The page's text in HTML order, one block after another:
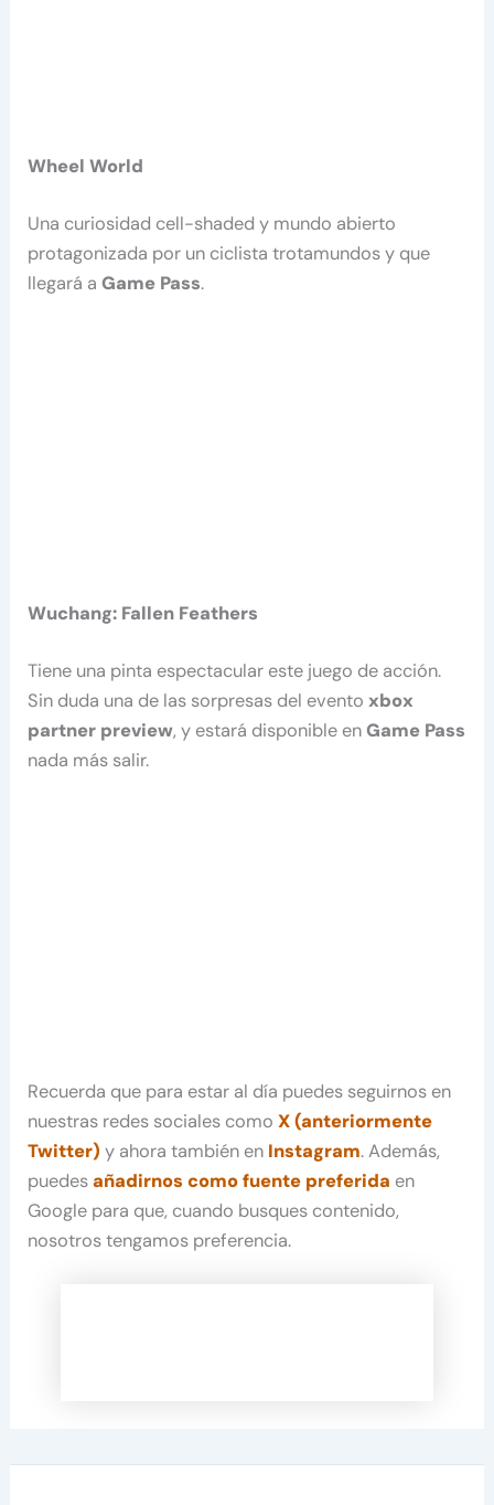
Wheel World
Una curiosidad cell-shaded y mundo abierto
protagonizada por un ciclista trotamundos y que
llegará aGame Pass.
Wuchang: Fallen Feathers
Tiene una pinta espectacular este juego de acción.
Sin duda una de las sorpresas del eventoxbox
partner preview, y estará disponible enGame Pass
nada más salir.
Recuerda que para estar al día puedes seguirnos en
nuestras redes sociales comoX (anteriormente
Twitter) y ahora también en Instagram. Además,
puedesañadirnos como fuente preferida en
Google para que, cuando busques contenido,
nosotros tengamos preferencia.